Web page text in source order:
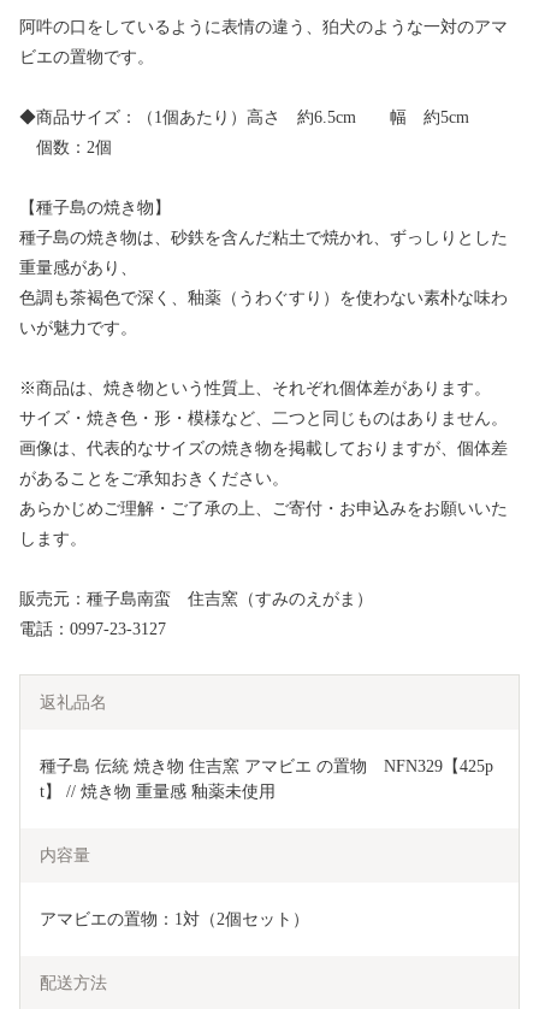
阿吽の口をしているように表情の違う、狛犬のような一対のアマ
ビエの置物です。
◆商品サイズ：（1個あたり）高さ 約6.5cm 幅 約5cm
個数：2個
【種子島の焼き物】
種子島の焼き物は、砂鉄を含んだ粘土で焼かれ、ずっしりとした
重量感があり、
色調も茶褐色で深く、釉薬（うわぐすり）を使わない素朴な味わ
いが魅力です。
※商品は、焼き物という性質上、それぞれ個体差があります。
サイズ・焼き色・形・模様など、二つと同じものはありません。
画像は、代表的なサイズの焼き物を掲載しておりますが、個体差
があることをご承知おきください。
あらかじめご理解・ご了承の上、ご寄付・お申込みをお願いいた
します。
販売元：種子島南蛮 住吉窯（すみのえがま）
電話：0997-23-3127
返礼品名
種子島 伝統 焼き物 住吉窯 アマビエ の置物　NFN329【425p
t】 // 焼き物 重量感 釉薬未使用
内容量
アマビエの置物：1対（2個セット）
配送方法